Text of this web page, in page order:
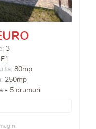
3
80mp
250mp
- 5 drumuri